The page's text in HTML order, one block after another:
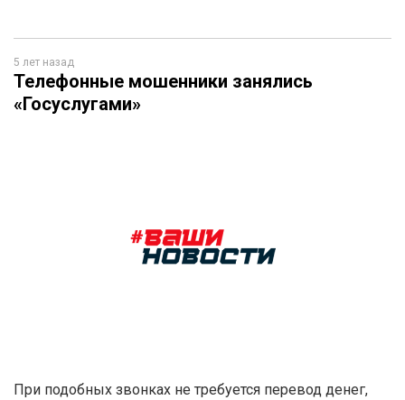
5 лет назад
Телефонные мошенники занялись
«Госуслугами»
При подобных звонках не требуется перевод денег,